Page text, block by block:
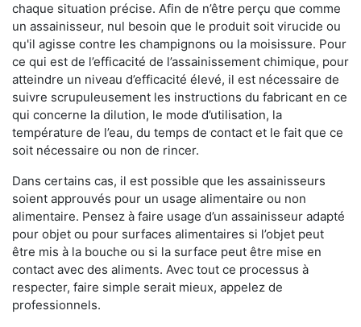
chaque situation précise. Afin de n’être perçu que comme
un assainisseur, nul besoin que le produit soit virucide ou
qu'il agisse contre les champignons ou la moisissure. Pour
ce qui est de l’efficacité de l’assainissement chimique, pour
atteindre un niveau d’efficacité élevé, il est nécessaire de
suivre scrupuleusement les instructions du fabricant en ce
qui concerne la dilution, le mode d’utilisation, la
température de l’eau, du temps de contact et le fait que ce
soit nécessaire ou non de rincer.
Dans certains cas, il est possible que les assainisseurs
soient approuvés pour un usage alimentaire ou non
alimentaire. Pensez à faire usage d’un assainisseur adapté
pour objet ou pour surfaces alimentaires si l’objet peut
être mis à la bouche ou si la surface peut être mise en
contact avec des aliments. Avec tout ce processus à
respecter, faire simple serait mieux, appelez de
professionnels.